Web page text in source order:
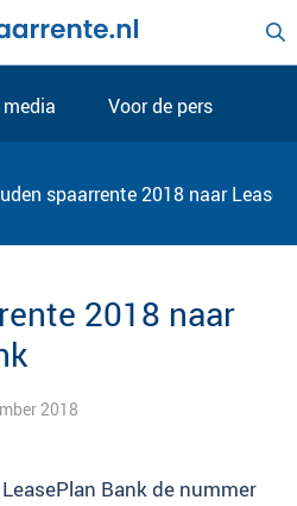
Voor de pers
spaarrente 2018 naar
2018 naar
2018
Bank de nummer